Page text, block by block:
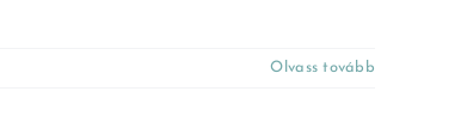
Olvass tovább